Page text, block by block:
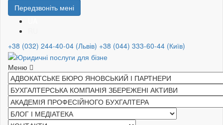
Передзвоніть мені
+38 (032) 244-40-04 (Львів) +38 (044) 333-60-44 (Київ)
Меню